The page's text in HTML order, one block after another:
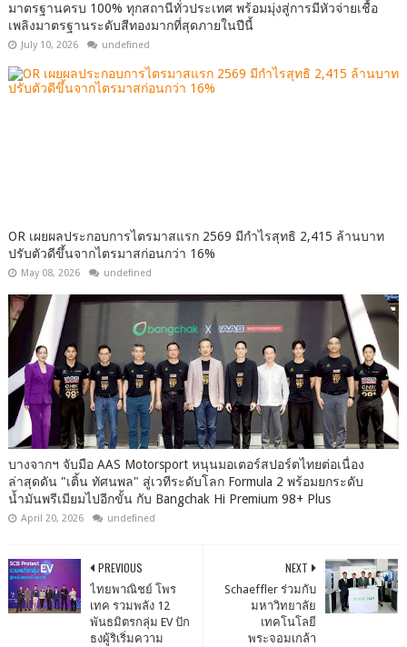
มาตรฐานครบ 100% ทุกสถานีทั่วประเทศ พร้อมมุ่งสู่การมีหัวจ่ายเชื้อ
เพลิงมาตรฐานระดับสีทองมากที่สุดภายในปีนี้
July 10, 2026 undefined
OR เผยผลประกอบการไตรมาสแรก 2569 มีกำไรสุทธิ 2,415 ล้านบาท
ปรับตัวดีขึ้นจากไตรมาสก่อนกว่า 16%
May 08, 2026 undefined
บางจากฯ จับมือ AAS Motorsport หนุนมอเตอร์สปอร์ตไทยต่อเนื่อง
ล่าสุดดัน "เติ้น ทัศนพล" สู่เวทีระดับโลก Formula 2 พร้อมยกระดับ
น้ำมันพรีเมียมไปอีกขั้น กับ Bangchak Hi Premium 98+ Plus
April 20, 2026 undefined
NEXT
Schaeffler ร่วมกับ
มหาวิทยาลัย
เทคโนโลยี
พระจอมเกล้า
PREVIOUS
ไทยพาณิชย์ โพร
เทค รวมพลัง 12
พันธมิตรกลุ่ม EV ปัก
ธงผู้ริเริ่มความ